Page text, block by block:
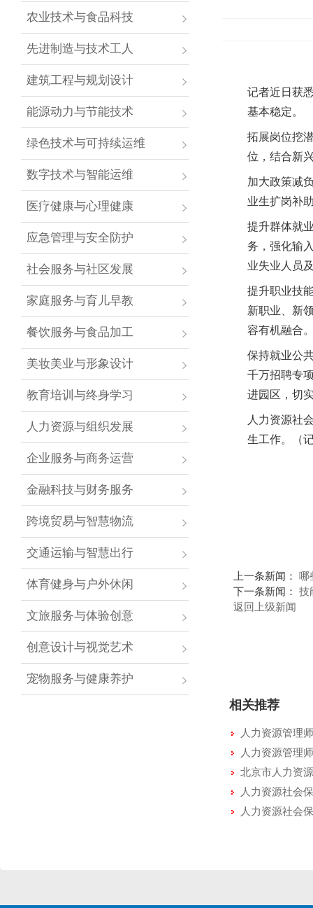
农业技术与食品科技
先进制造与技术工人
建筑工程与规划设计
能源动力与节能技术
绿色技术与可持续运维
数字技术与智能运维
医疗健康与心理健康
应急管理与安全防护
社会服务与社区发展
家庭服务与育儿早教
餐饮服务与食品加工
美妆美业与形象设计
教育培训与终身学习
人力资源与组织发展
企业服务与商务运营
金融科技与财务服务
跨境贸易与智慧物流
交通运输与智慧出行
体育健身与户外休闲
文旅服务与体验创意
创意设计与视觉艺术
宠物服务与健康养护
记者近日获
基本稳定。
拓展岗位挖
位，结合新
加大政策减
业生扩岗补
提升群体就
务，强化输
业失业人员
提升职业技
新职业、新
容有机融合
保持就业公
千万招聘专
进园区，切
人力资源社
生工作。（
上一条新闻： 哪
下一条新闻： 技
返回上级新闻
相关推荐
人力资源管理师
人力资源管理师
北京市人力资
人力资源社会
人力资源社会